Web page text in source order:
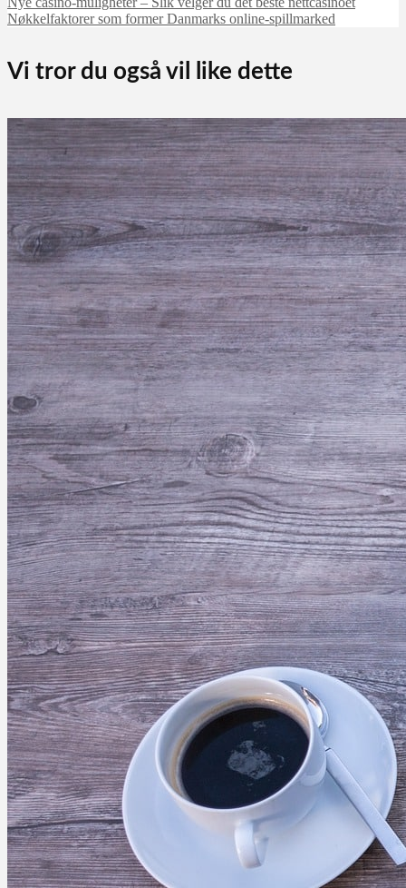
Nøkkelfaktorer som former Danmarks online-spillmarked
Vi tror du også vil like dette